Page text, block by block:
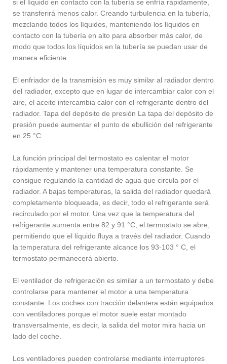
si el líquido en contacto con la tubería se enfría rápidamente,
se transferirá menos calor. Creando turbulencia en la tubería,
mezclando todos los líquidos, manteniendo los líquidos en
contacto con la tubería en alto para absorber más calor, de
modo que todos los líquidos en la tubería se puedan usar de
manera eficiente.
El enfriador de la transmisión es muy similar al radiador dentro
del radiador, excepto que en lugar de intercambiar calor con el
aire, el aceite intercambia calor con el refrigerante dentro del
radiador. Tapa del depósito de presión La tapa del depósito de
presión puede aumentar el punto de ebullición del refrigerante
en 25 °C.
La función principal del termostato es calentar el motor
rápidamente y mantener una temperatura constante. Se
consigue regulando la cantidad de agua que circula por el
radiador. A bajas temperaturas, la salida del radiador quedará
completamente bloqueada, es decir, todo el refrigerante será
recirculado por el motor. Una vez que la temperatura del
refrigerante aumenta entre 82 y 91 °C, el termostato se abre,
permitiendo que el líquido fluya a través del radiador. Cuando
la temperatura del refrigerante alcance los 93-103 ° C, el
termostato permanecerá abierto.
El ventilador de refrigeración es similar a un termostato y debe
controlarse para mantener el motor a una temperatura
constante. Los coches con tracción delantera están equipados
con ventiladores porque el motor suele estar montado
transversalmente, es decir, la salida del motor mira hacia un
lado del coche.
Los ventiladores pueden controlarse mediante interruptores